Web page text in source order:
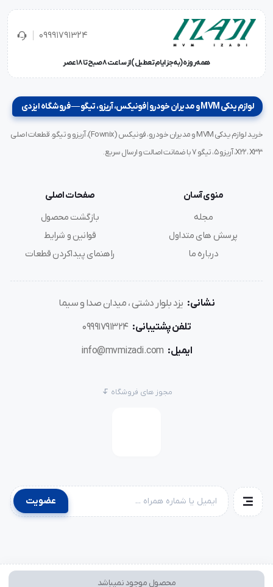
محصول موجود نمیباشد
09991791324
همه‌روزه (به‌جز ایام تعطیل) از ساعت ۸ صبح تا ۱۸ عصر
لوازم یدکی MVM و مدیران خودرو | فونیکس، آریزو، تیگو — فروشگاه ایزدی
خرید لوازم یدکی MVM و مدیران خودرو، فونیکس (Fownix)، آریزو و تیگو. قطعات اصلی
X22، X33، آریزو ۵، تیگو ۷ با ضمانت اصالت و ارسال سریع.
منوی آسان
مجله
پرسش های متداول
درباره ما
صفحات اصلی
بازگشت محصول
قوانین و شرایط
راهنمای پیداکردن قطعات
نشانی: یزد بلوار دشتی ، میدان صدا و سیما
تلفن پشتیبانی: 09991791324
ایمیل: info@mvmizadi.com
مجوز های فروشگاه
عضویت